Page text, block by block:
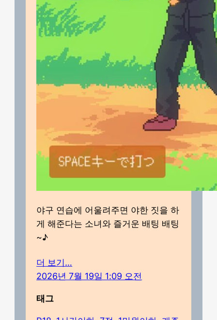
야구 연습에 어울려주면 야한 짓을 하
게 해준다는 소녀와 즐거운 배팅 배팅
~♪
더 보기…
2026년 7월 19일 1:09 오전
태그